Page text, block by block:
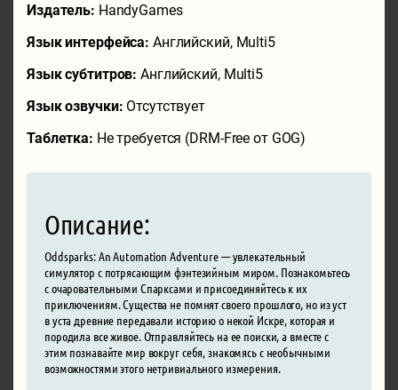
Издатель: HandyGames
Язык интерфейса: Английский, Multi5
Язык субтитров:Английский, Multi5
Язык озвучки: Отсутствует
Таблетка: Не требуется (DRM-Free от GOG)
Описание:
Oddsparks: An Automation Adventure — увлекательный
симулятор с потрясающим фэнтезийным миром. Познакомьтесь
с очаровательными Спарксами и присоединяйтесь к их
приключениям. Существа не помнят своего прошлого, но из уст
в уста древние передавали историю о некой Искре, которая и
породила все живое. Отправляйтесь на ее поиски, а вместе с
этим познавайте мир вокруг себя, знакомясь с необычными
возможностями этого нетривиального измерения.